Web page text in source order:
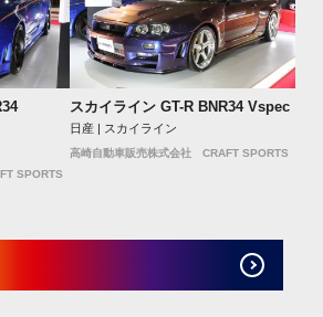
SPORTS
スカイライン GT-R BNR34 Vspec
日産 | スカイライン
高崎自動車販売株式会社 CRAFT SPORTS